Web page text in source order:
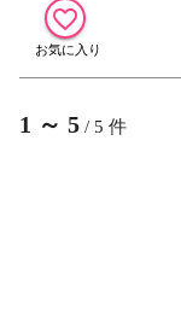
1 ～ 5 / 5 件